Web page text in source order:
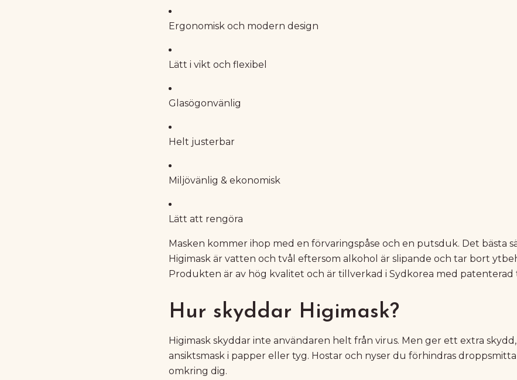
Ergonomisk och modern design
Lätt i vikt och flexibel
Glasögonvänlig
Helt justerbar
Miljövänlig & ekonomisk
Lätt att rengöra
Masken kommer ihop med en förvaringspåse och en putsduk. Det bästa
Higimask är vatten och tvål eftersom alkohol är slipande och tar bort
Produkten är av hög kvalitet och är tillverkad i Sydkorea med patenterad
Hur skyddar Higimask?
Higimask skyddar inte användaren helt från virus. Men ger ett extra
ansiktsmask i papper eller tyg. Hostar och nyser du förhindras
omkring dig.